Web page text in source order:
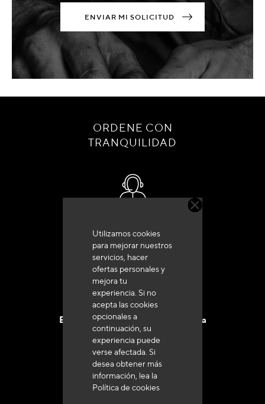
Utilizamos cookies
para mejorar nuestros
servicios, hacer
ofertas personales y
mejora tu
experiencia. Si no
acepta las cookies
opcionales a
continuación, su
experiencia puede
verse afectada. Si
desea obtener más
información, lea la
Política de cookies
ENVIAR MI SOLICITUD
ORDENE CON
TRANQUILIDAD
+33 (0)4 79 72 62 22 Pulse 1
Entrega en 48 a 72 horas en Francia